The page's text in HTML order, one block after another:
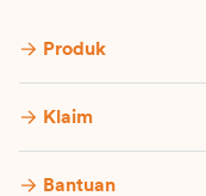
Produk
Klaim
Bantuan